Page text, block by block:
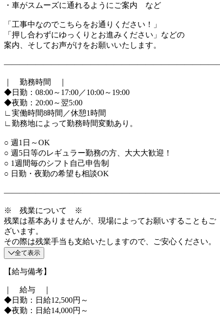
・車がスムーズに通れるようにご案内 など
「工事中なのでこちらをお通りください！」
「押し合わずにゆっくりとお進みください」などの
案内、そしてお声がけをお願いいたします。
｜ 勤務時間 ｜
◆日勤：08:00～17:00／10:00～19:00
◆夜勤：20:00～翌5:00
∟実働時間8時間／休憩1時間
∟勤務地によって勤務時間変動あり。
○ 週1日～OK
○ 週5日等のレギュラー勤務の方、大大大歓迎！
○ 1週間毎のシフト自己申告制
○ 日勤・夜勤の希望も相談OK
※ 残業について ※
残業は基本ありませんが、現場によってお願いすることもご
ざいます。
その際は残業手当も支給いたしますので、ご安心ください。
全て表示
【給与備考】
｜ 給与 ｜
◆日勤：日給12,500円～
◆夜勤：日給14,000円～